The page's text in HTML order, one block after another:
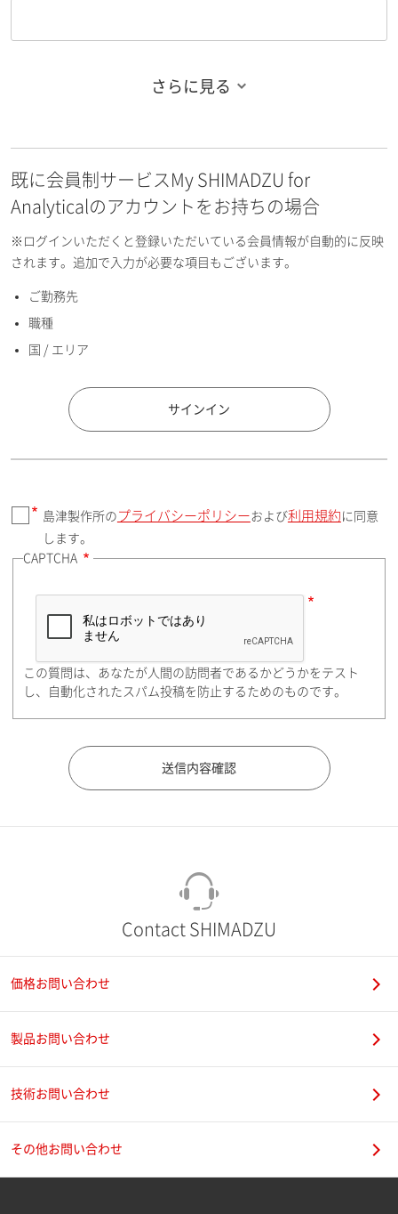
お名前フリガナ（名）
E-mailアドレス（半角英数）
国 / エリア
郵便番号（勤務先）
住所検索
都道府県（勤務先）
さらに見る
既に会員制サービスMy SHIMADZU for
Analyticalのアカウントをお持ちの場合
※ログインいただくと登録いただいている会員情報が自動的に反映
されます。追加で入力が必要な項目もございます。
ご勤務先
職種
国 / エリア
サインイン
島津製作所の プライバシーポリシーおよび利用規約 に同意
します。
CAPTCHA
この質問は、あなたが人間の訪問者であるかどうかをテスト
し、自動化されたスパム投稿を防止するためのものです。
Contact SHIMADZU
価格お問い合わせ
製品お問い合わせ
技術お問い合わせ
その他お問い合わせ